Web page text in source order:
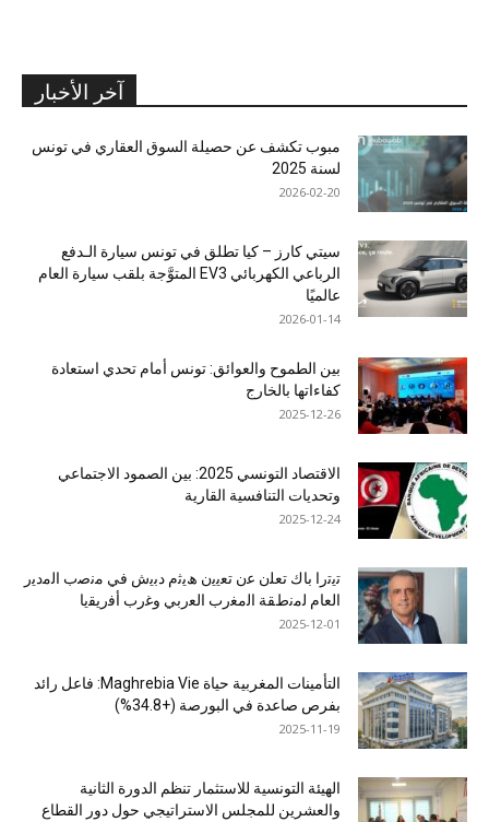
آخر الأخبار
مبوب تكشف عن حصيلة السوق العقاري في تونس
لسنة 2025
2026-02-20
سيتي كارز – كيا تطلق في تونس سيارة الـدفع
الرباعي الكهربائي EV3 المتوَّجة بلقب سيارة العام
عالميًا
2026-01-14
بين الطموح والعوائق: تونس أمام تحدي استعادة
كفاءاتها بالخارج
2025-12-26
الاقتصاد التونسي 2025: بين الصمود الاجتماعي
وتحديات التنافسية القارية
2025-12-24
ﺗﯾﺗرا ﺑﺎك ﺗﻌﻠن ﻋن ﺗﻌﯾﯾن ھﯾﺛم دﺑﯾش ﻓﻲ ﻣﻧﺻب اﻟﻣدﯾر
اﻟﻌﺎم ﻟﻣﻧطﻘﺔ اﻟﻣﻐرب اﻟﻌرﺑﻲ وﻏرب أﻓرﯾﻘﯾﺎ
2025-12-01
التأمينات المغربية حياة Maghrebia Vie: فاعل رائد
بفرص صاعدة في البورصة (+34.8%)
2025-11-19
الهيئة التونسية للاستثمار تنظم الدورة الثانية
والعشرين للمجلس الاستراتيجي حول دور القطاع